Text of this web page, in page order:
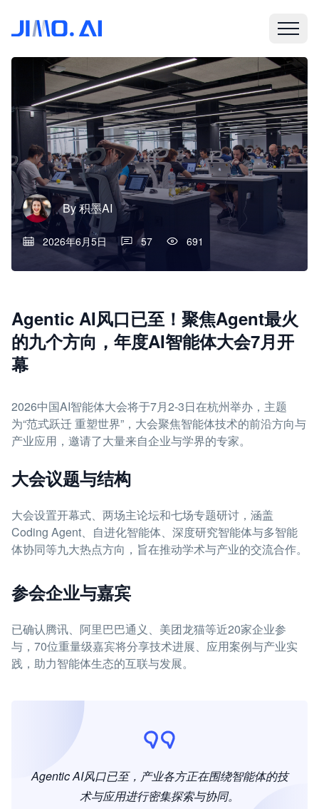
By积墨AI
2026年6月5日 57 691
Agentic AI风口已至！聚焦Agent最火
的九个方向，年度AI智能体大会7月开
幕
2026中国AI智能体大会将于7月2-3日在杭州举办，主题
为“范式跃迁 重塑世界”，大会聚焦智能体技术的前沿方向与
产业应用，邀请了大量来自企业与学界的专家。
大会议题与结构
大会设置开幕式、两场主论坛和七场专题研讨，涵盖
Coding Agent、自进化智能体、深度研究智能体与多智能
体协同等九大热点方向，旨在推动学术与产业的交流合作。
参会企业与嘉宾
已确认腾讯、阿里巴巴通义、美团龙猫等近20家企业参
与，70位重量级嘉宾将分享技术进展、应用案例与产业实
践，助力智能体生态的互联与发展。
Agentic AI风口已至，产业各方正在围绕智能体的技
术与应用进行密集探索与协同。